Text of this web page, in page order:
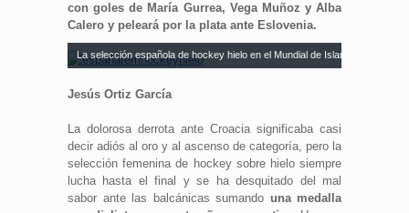
con goles de María Gurrea, Vega Muñoz y Alba
Calero y peleará por la plata ante Eslovenia.
La selección española de hockey hielo en el Mundial de Islandia | Fedhielo
Jesús Ortiz García
La dolorosa derrota ante Croacia significaba casi
decir adiós al oro y al ascenso de categoría, pero la
selección femenina de hockey sobre hielo siempre
lucha hasta el final y se ha desquitado del mal
sabor ante las balcánicas sumando una medalla